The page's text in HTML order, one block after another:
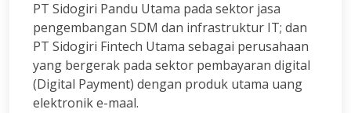
PT Sidogiri Pandu Utama pada sektor jasa
pengembangan SDM dan infrastruktur IT; dan
PT Sidogiri Fintech Utama sebagai perusahaan
yang bergerak pada sektor pembayaran digital
(Digital Payment) dengan produk utama uang
elektronik e-maal.